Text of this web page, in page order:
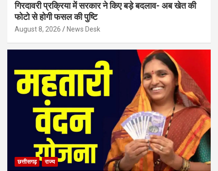
गिरदावरी प्रक्रिया में सरकार ने किए बड़े बदलाव- अब खेत की
फोटो से होगी फसल की पुष्टि
August 8, 2026 News Desk
छत्तीसगढ़ राज्य